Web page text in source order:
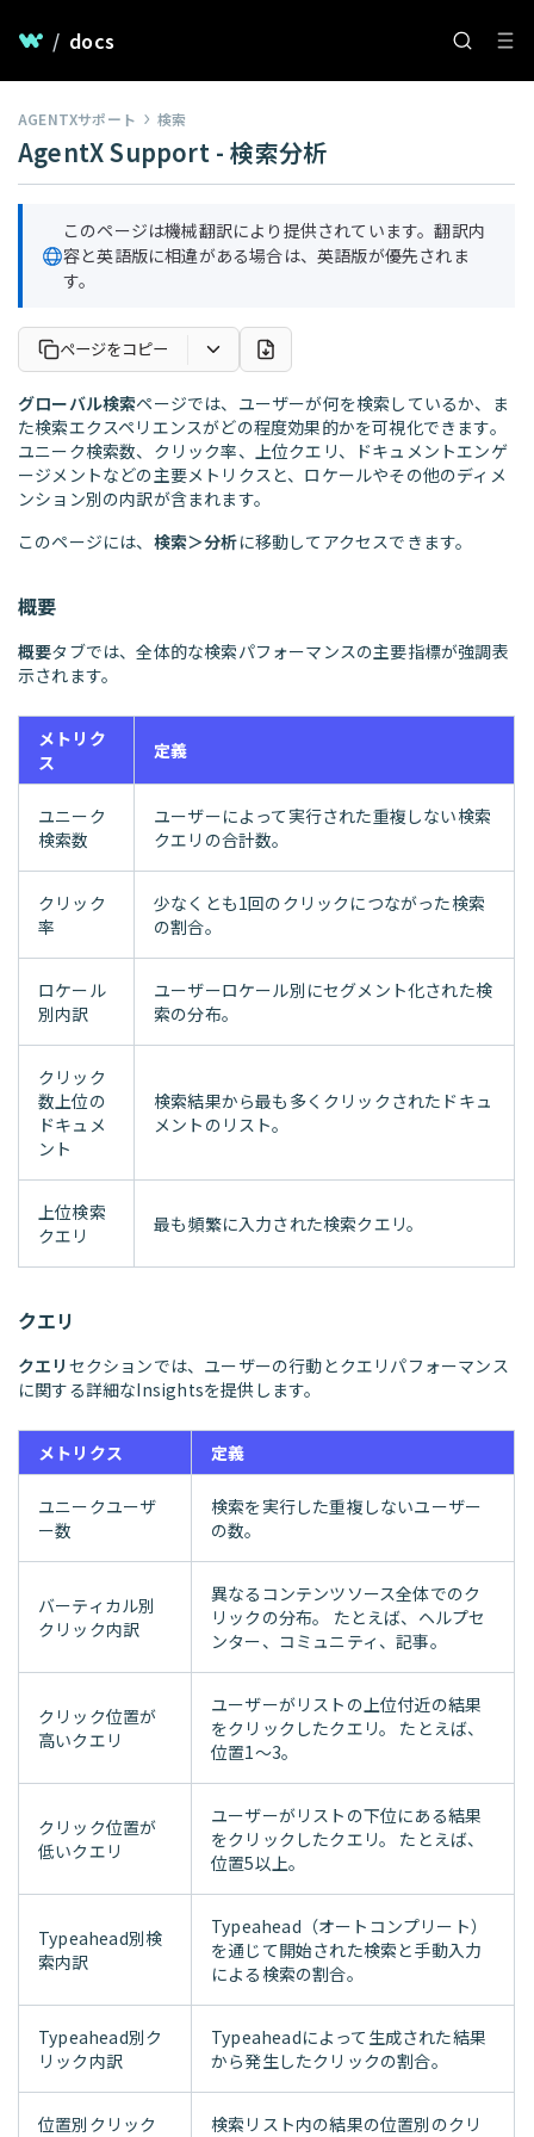
/ docs
AGENTXサポート 検索
AgentX Support - 検索分析
このページは機械翻訳により提供されています。翻訳内
容と英語版に相違がある場合は、英語版が優先されま
す。
ページをコピー
グローバル検索ページでは、ユーザーが何を検索しているか、ま
た検索エクスペリエンスがどの程度効果的かを可視化できます。
ユニーク検索数、クリック率、上位クエリ、ドキュメントエンゲ
ージメントなどの主要メトリクスと、ロケールやその他のディメ
ンション別の内訳が含まれます。
このページには、 検索＞分析に移動してアクセスできます。
概要
概要タブでは、全体的な検索パフォーマンスの主要指標が強調表
示されます。
メトリク
ス
定義
ユニーク
検索数
ユーザーによって実行された重複しない検索
クエリの合計数。
クリック
率
少なくとも1回のクリックにつながった検索
の割合。
ロケール
別内訳
ユーザーロケール別にセグメント化された検
索の分布。
クリック
数上位の
ドキュメ
ント
検索結果から最も多くクリックされたドキュ
メントのリスト。
上位検索
クエリ
最も頻繁に入力された検索クエリ。
クエリ
クエリ セクションでは、ユーザーの行動とクエリパフォーマンス
に関する詳細なInsightsを提供します。
メトリクス 定義
ユニークユーザ
ー数
検索を実行した重複しないユーザー
の数。
バーティカル別
クリック内訳
異なるコンテンツソース全体でのク
リックの分布。 たとえば、ヘルプセ
ンター、コミュニティ、記事。
クリック位置が
高いクエリ
ユーザーがリストの上位付近の結果
をクリックしたクエリ。 たとえば、
位置1～3。
クリック位置が
低いクエリ
ユーザーがリストの下位にある結果
をクリックしたクエリ。 たとえば、
位置5以上。
Typeahead別検
索内訳
Typeahead（オートコンプリート）
を通じて開始された検索と手動入力
による検索の割合。
Typeahead別ク
リック内訳
Typeaheadによって生成された結果
から発生したクリックの割合。
位置別クリック
検索リスト内の結果の位置別のクリ